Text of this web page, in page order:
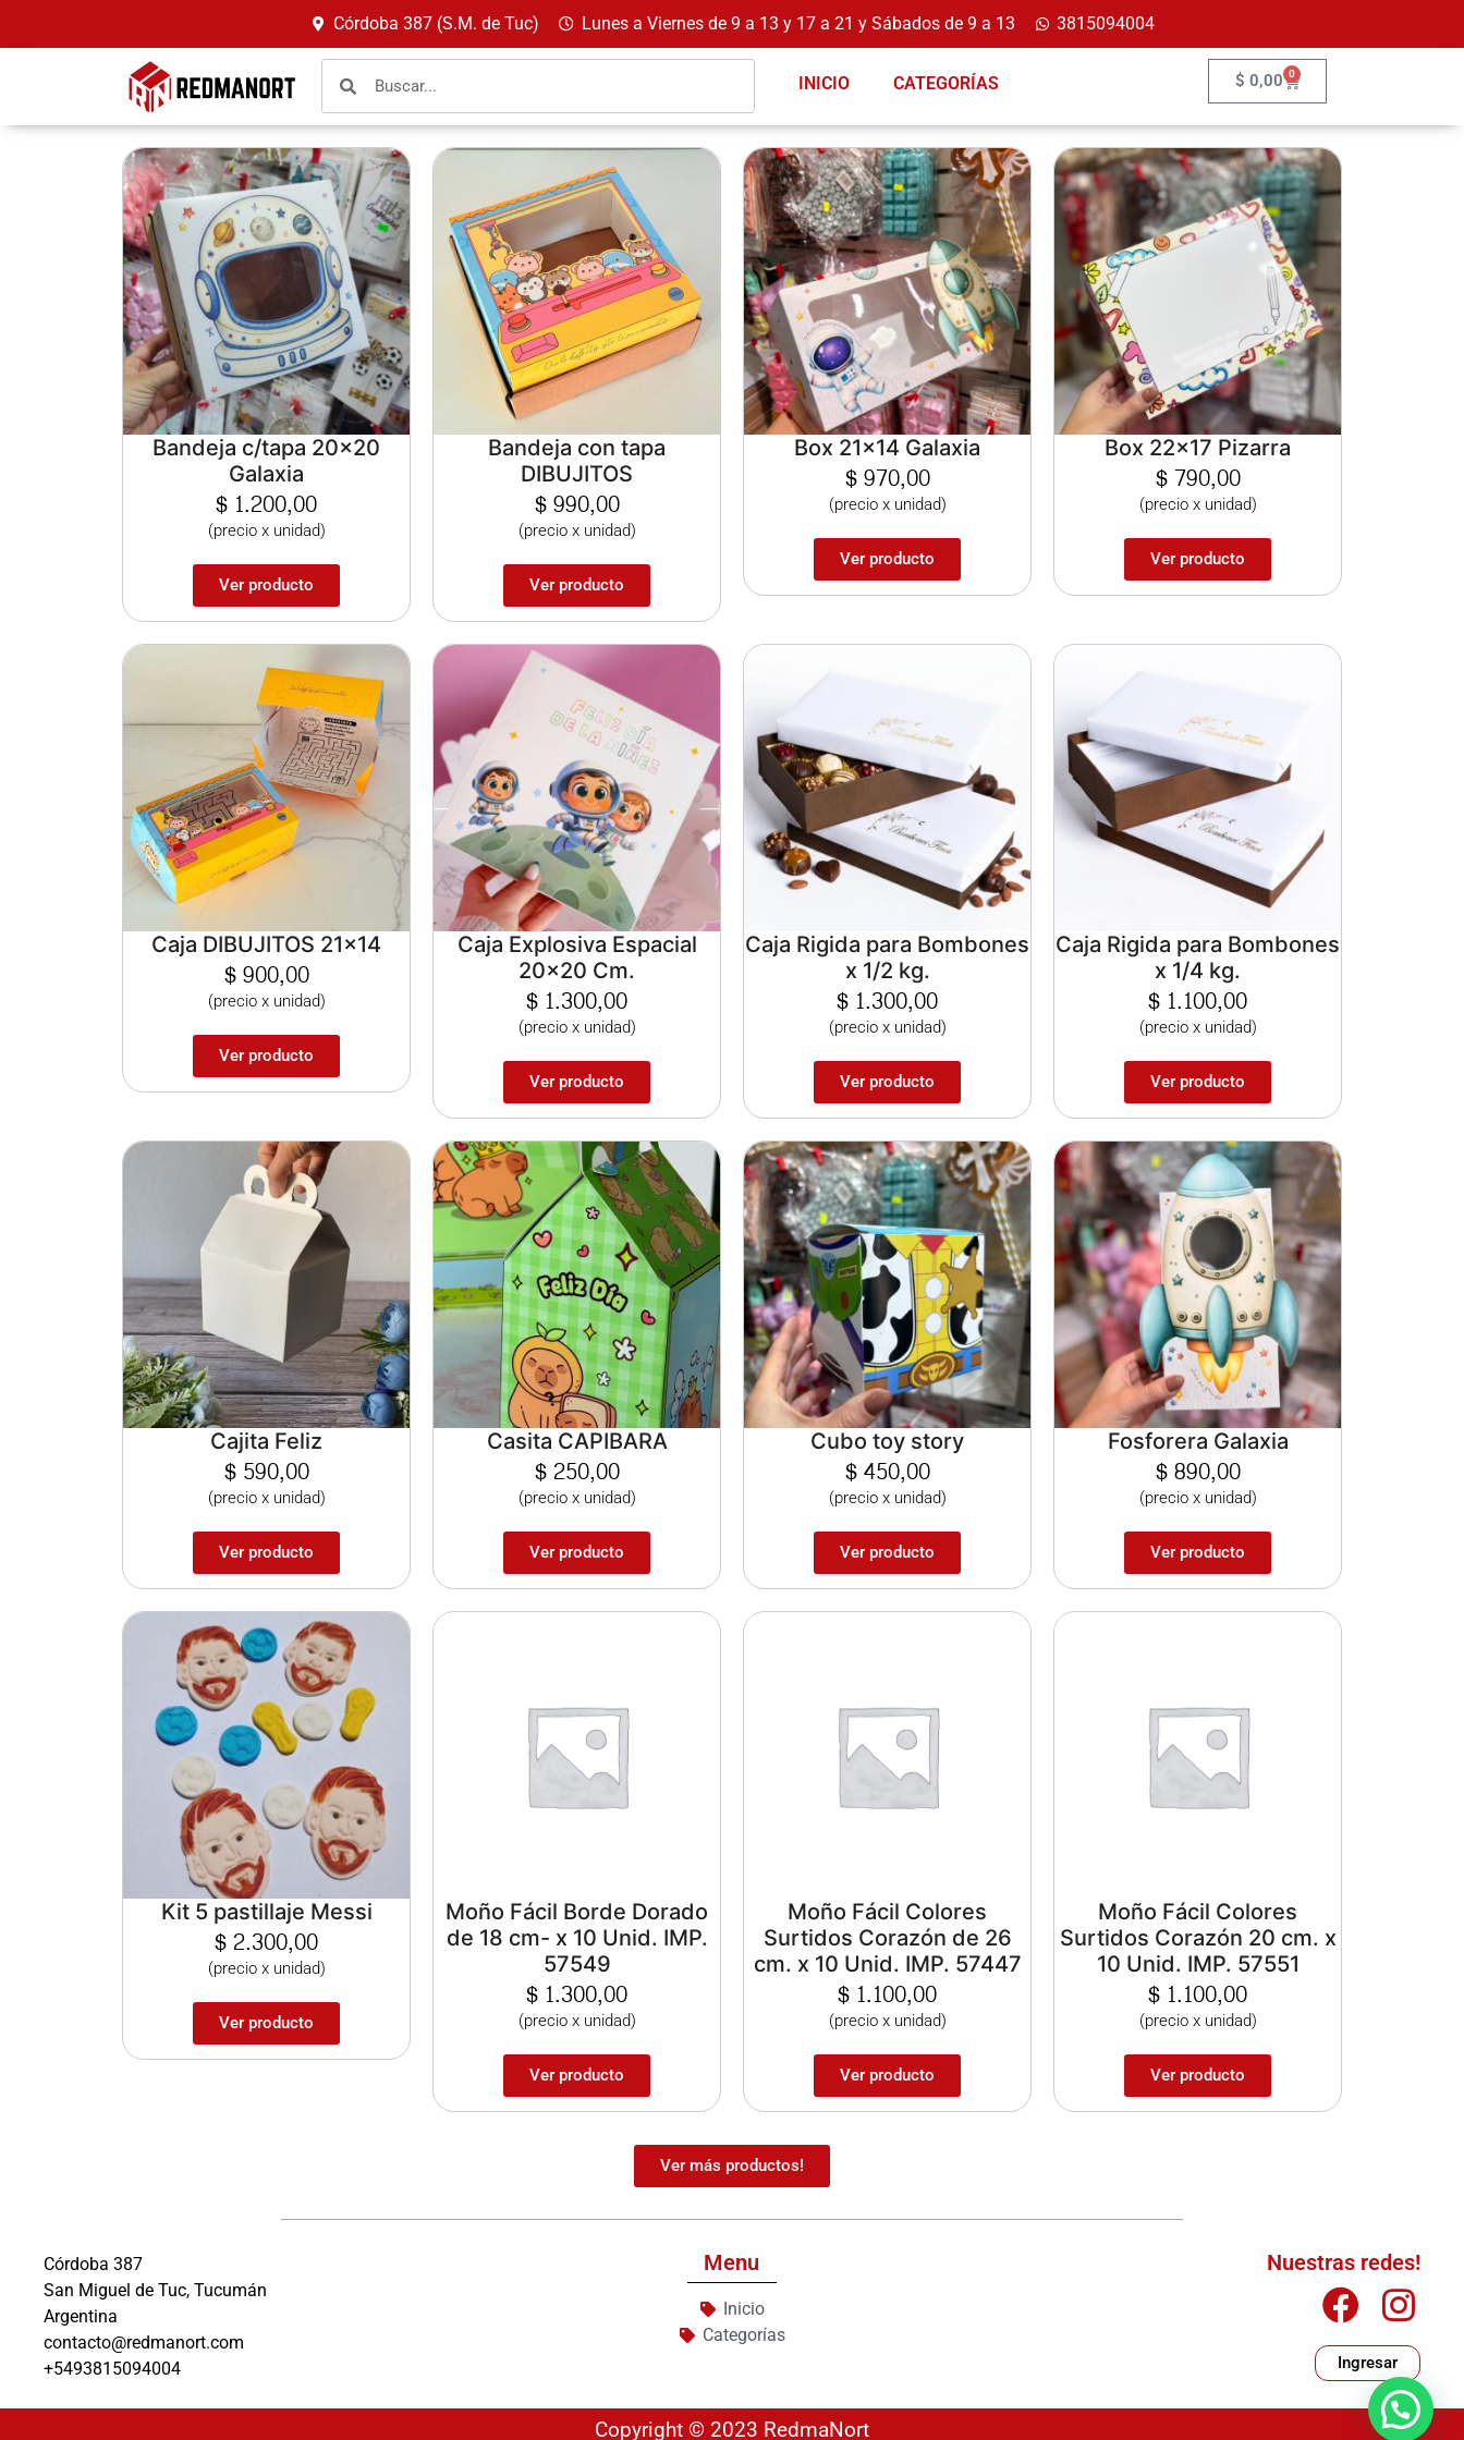
Córdoba 387 (S.M. de Tuc) Lunes a Viernes de 9 a 13 y 17 a 21 y Sábados de 9 a 13 3815094004
INICIO CATEGORÍAS $ 0,00 0
Bandeja c/tapa 20×20
Galaxia
$ 1.200,00
(precio x unidad)
Ver producto
Bandeja con tapa
DIBUJITOS
$990,00
(precio x unidad)
Ver producto
Box 21×14 Galaxia
$970,00
(precio x unidad)
Ver producto
Box 22×17 Pizarra
$790,00
(precio x unidad)
Ver producto
Caja DIBUJITOS 21×14
$900,00
(precio x unidad)
Ver producto
Caja Explosiva Espacial
20×20 Cm.
$ 1.300,00
(precio x unidad)
Ver producto
Caja Rigida para Bombones
x 1/2 kg.
$ 1.300,00
(precio x unidad)
Ver producto
Caja Rigida para Bombones
x 1/4 kg.
$ 1.100,00
(precio x unidad)
Ver producto
Cajita Feliz
$590,00
(precio x unidad)
Ver producto
Casita CAPIBARA
$250,00
(precio x unidad)
Ver producto
Cubo toy story
$450,00
(precio x unidad)
Ver producto
Fosforera Galaxia
$890,00
(precio x unidad)
Ver producto
Kit 5 pastillaje Messi
$2.300,00
(precio x unidad)
Ver producto
Moño Fácil Borde Dorado
de 18 cm- x 10 Unid. IMP.
57549
$ 1.300,00
(precio x unidad)
Ver producto
Moño Fácil Colores
Surtidos Corazón de 26
cm. x 10 Unid. IMP. 57447
$ 1.100,00
(precio x unidad)
Ver producto
Moño Fácil Colores
Surtidos Corazón 20 cm. x
10 Unid. IMP. 57551
$ 1.100,00
(precio x unidad)
Ver producto
Ver más productos!
Córdoba 387
San Miguel de Tuc, Tucumán
Argentina
contacto@redmanort.com
+5493815094004
Menu
Inicio
Categorías
Nuestras redes!
Ingresar
Copyright © 2023 RedmaNort